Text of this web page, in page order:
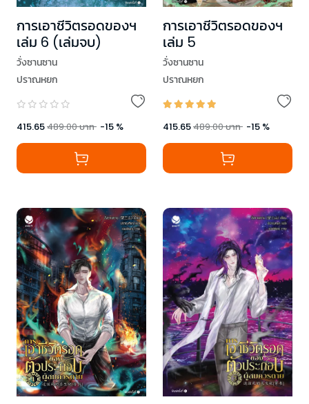
การเอาชีวิตรอดของฯ
เล่ม 6 (เล่มจบ)
วั่งซานซาน
ปราณหยก
415.65489.00บาท -15 %
การเอาชีวิตรอดของฯ
เล่ม 5
วั่งซานซาน
ปราณหยก
415.65489.00บาท -15 %